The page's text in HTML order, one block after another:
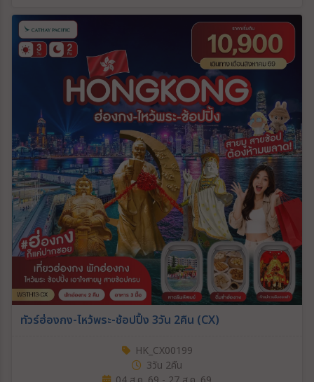
ทัวร์ฮ่องกง-ไหว้พระ-ช้อปปิ้ง 3วัน 2คืน (CX)
HK_CX00199
3วัน 2คืน